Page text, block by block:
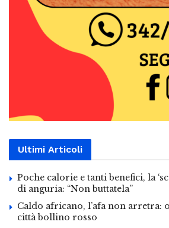
Ultimi Articoli
Poche calorie e tanti benefici, la
di anguria: “Non buttatela”
Caldo africano, l’afa non arretra:
città bollino rosso